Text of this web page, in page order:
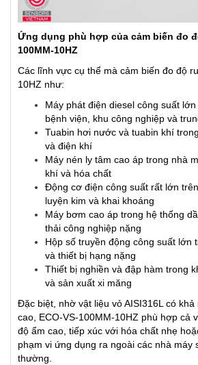
Ứng dụng phù hợp của cảm biến đo
100MM-10HZ
Các lĩnh vực cụ thể mà cảm biến đo độ
10HZ như:
Máy phát điện diesel công suất
bệnh viện, khu công nghiệp và
Tuabin hơi nước và tuabin khí
và điện khí
Máy nén ly tâm cao áp trong nhà
khí và hóa chất
Động cơ điện công suất rất lớn
luyện kim và khai khoáng
Máy bơm cao áp trong hệ thống
thải công nghiệp nặng
Hộp số truyền động công suất lớn
và thiết bị hạng nặng
Thiết bị nghiền và đập hàm trong
và sản xuất xi măng
Đặc biệt, nhờ vật liệu vỏ AISI316L có
cao, ECO-VS-100MM-10HZ phù hợp cả
độ ẩm cao, tiếp xúc với hóa chất nhẹ
phạm vi ứng dụng ra ngoài các nhà máy
thường.